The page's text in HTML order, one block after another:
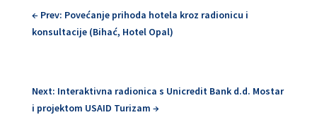
← Prev: Povećanje prihoda hotela kroz radionicu i
konsultacije (Bihać, Hotel Opal)
Next: Interaktivna radionica s Unicredit Bank d.d. Mostar
i projektom USAID Turizam →